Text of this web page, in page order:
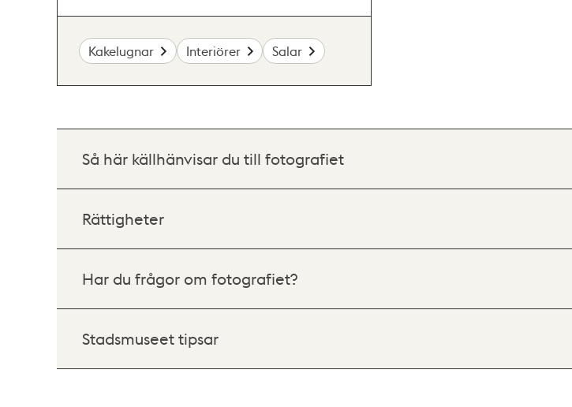
Kakelugnar Interiörer Salar
Så här källhänvisar du till fotografiet
Rättigheter
Har du frågor om fotografiet?
Stadsmuseet tipsar